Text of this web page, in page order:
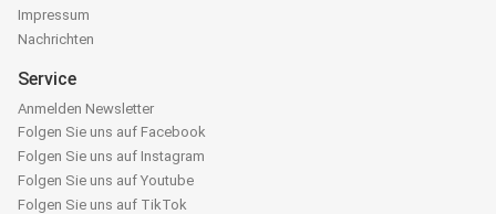
Impressum
Nachrichten
Service
Anmelden Newsletter
Folgen Sie uns auf Facebook
Folgen Sie uns auf Instagram
Folgen Sie uns auf Youtube
Folgen Sie uns auf TikTok